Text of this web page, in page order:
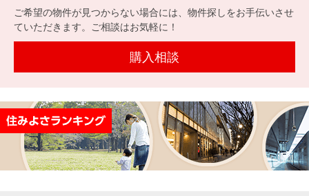
ご希望の物件が見つからない場合には、物件探しをお手伝いさせ
ていただきます。ご相談はお気軽に！
購入相談